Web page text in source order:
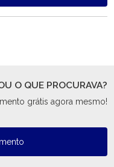
O QUE PROCURAVA?
grátis agora mesmo!